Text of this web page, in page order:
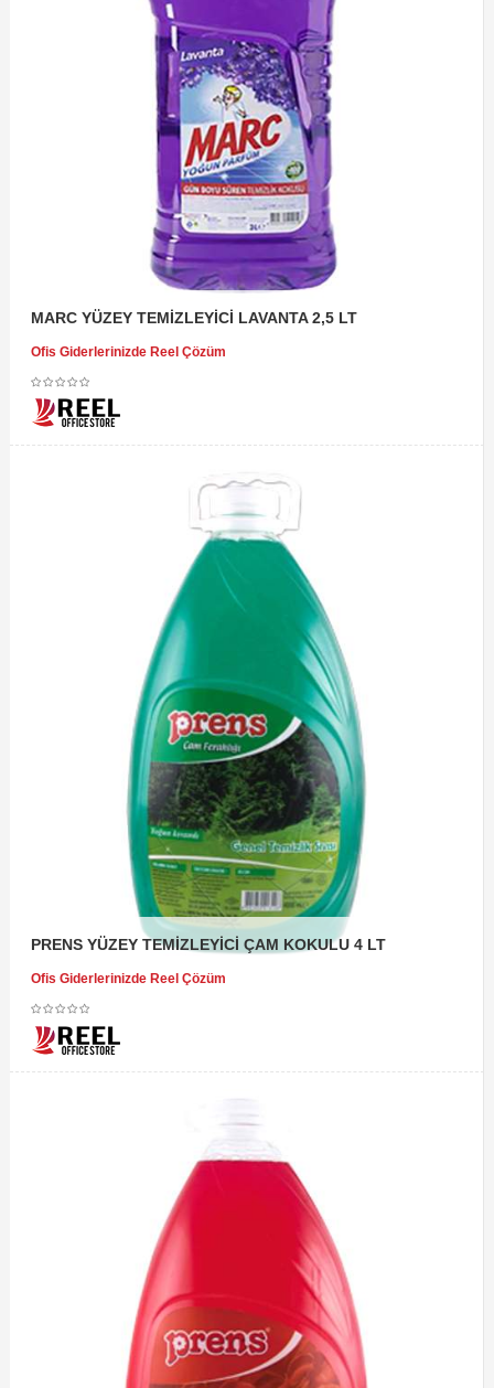
MARC YÜZEY TEMİZLEYİCİ LAVANTA 2,5 LT
Ofis Giderlerinizde Reel Çözüm
PRENS YÜZEY TEMİZLEYİCİ ÇAM KOKULU 4 LT
Ofis Giderlerinizde Reel Çözüm